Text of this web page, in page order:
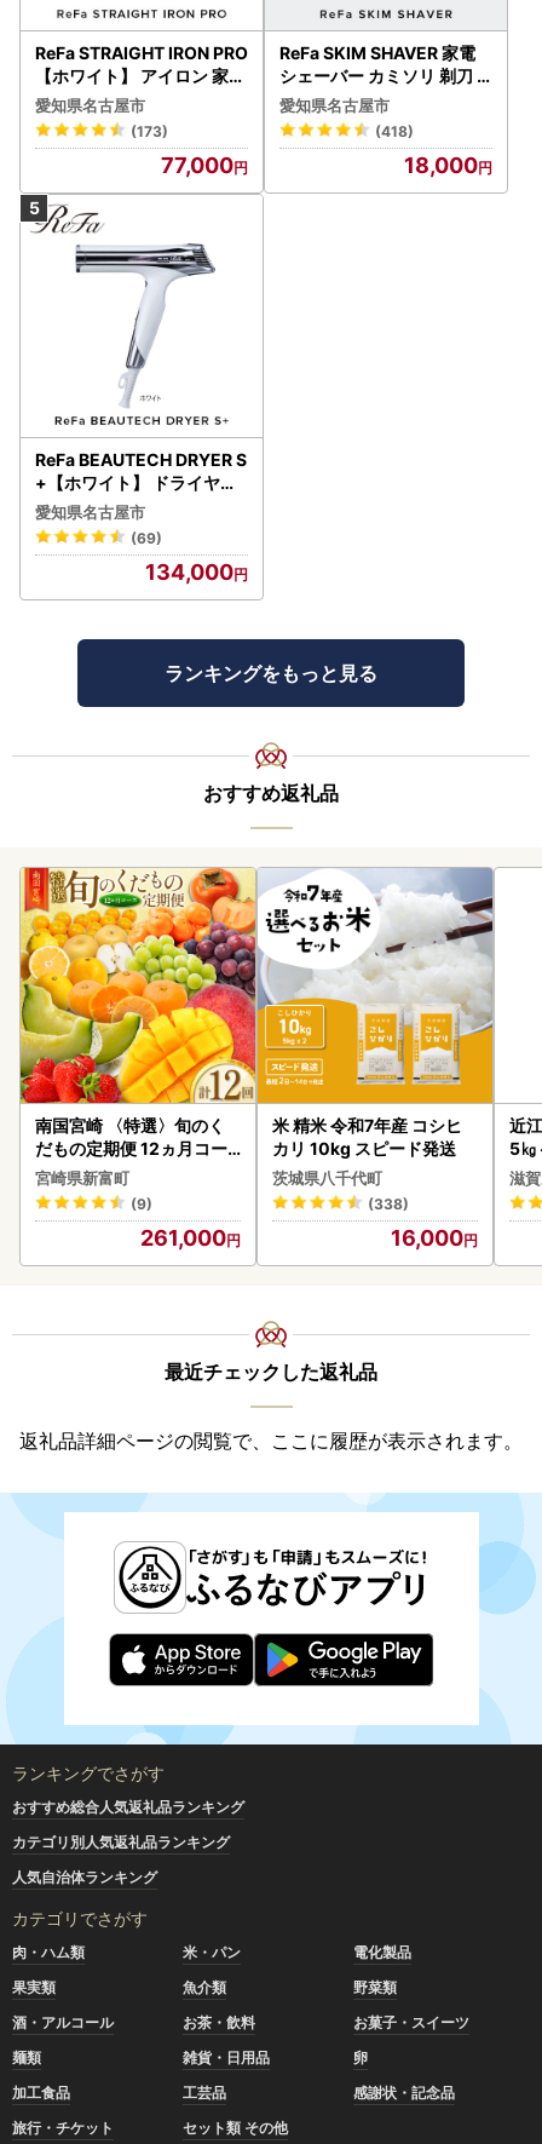
ReFa STRAIGHT IRON PRO
【ホワイト】 アイロン 家電
美容 リファ アイロン
愛知県名古屋市
(173)
77,000
ReFa SKIM SHAVER 家電
シェーバー カミソリ 剃刀
シェーバー
愛知県名古屋市
(418)
18,000
ReFa BEAUTECH DRYER S
+【ホワイト】 ドライヤー
美容 家電 ドライヤー リフ
ァ
愛知県名古屋市
(69)
134,000
ランキングをもっと見る
おすすめ返礼品
南国宮崎 〈特選〉旬のく
だもの定期便 12ヵ月コー
ス【F84-25】
宮崎県新富町
(9)
261,000
米 精米 令和7年産 コシヒ
カリ 10kg スピード発送
茨城県八千代町
(338)
16,000
近
5㎏
菜
滋
最近チェックした返礼品
返礼品詳細ページの閲覧で、ここに履歴が表示されます。
ランキングでさがす
おすすめ総合人気返礼品ランキング
カテゴリ別人気返礼品ランキング
人気自治体ランキング
カテゴリでさがす
肉・ハム類 米・パン
電化製品
果実類
魚介類
野菜類
酒・アルコール
お茶・飲料
お菓子・スイーツ
麺類
雑貨・日用品
卵
加工食品
工芸品
感謝状・記念品
旅行・チケット
セット類 その他